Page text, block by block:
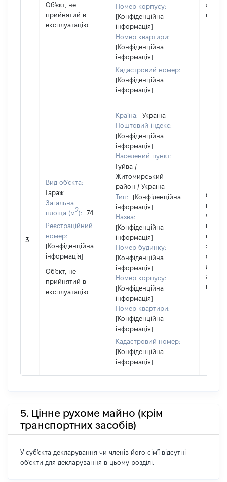
Об'єкт, не
прийнятий в
експлуатацію
Номер корпусу:
[Конфіденційна
інформація]
Номер квартири:
[Конфіденційна
інформація]
Кадастровий номер:
[Конфіденційна
інформація]
або
його
3
Вид об'єкта:
Гараж
Загальна
площа (м2):
74
Реєстраційний
номер:
[Конфіденційна
інформація]
Об'єкт, не
прийнятий в
експлуатацію
Країна:
Україна
Поштовий індекс:
[Конфіденційна
інформація]
Населений пункт:
Гуйва /
Житомирський
район / Україна
Тип:
[Конфіденційна
інформація]
Назва:
[Конфіденційна
інформація]
Номер будинку:
[Конфіденційна
інформація]
Номер корпусу:
[Конфіденційна
інформація]
Номер квартири:
[Конфіденційна
інформація]
Кадастровий номер:
[Конфіденційна
інформація]
Об'єкт
за
або
його
5. Цінне рухоме майно (крім
транспортних засобів)
У суб'єкта декларування чи членів його сім'ї відсутні
об'єкти для декларування в цьому розділі.